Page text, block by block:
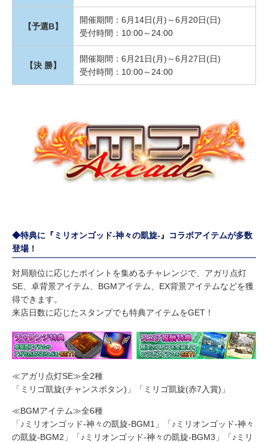
【予選B】
開催期間：6月14日(月)～6月20日(日)
受付時間：10:00～24:00
【決 勝】
開催期間：6月21日(月)～6月27日(日)
受付時間：10:00～24:00
◆特典に『ミリオンゴッド-神々の凱旋-』コラボアイテムが多数
登場！
対局順位に応じたポイントを集めるチャレンジで、アガリ点灯
SE、卓背景アイテム、BGMアイテム、EX背景アイテムなどを獲
得できます。
来店日数に応じたスタンプでも特典アイテムをGET！
≪アガリ点灯SE≫全2種
「ミリゴ凱旋(チャンスボタン)」「ミリゴ凱旋(赤7入賞)」
≪BGMアイテム≫全6種
「♪ミリオンゴッド-神々の凱旋-BGM1」「♪ミリオンゴッド-神々
の凱旋-BGM2」「♪ミリオンゴッド-神々の凱旋-BGM3」「♪ミリ